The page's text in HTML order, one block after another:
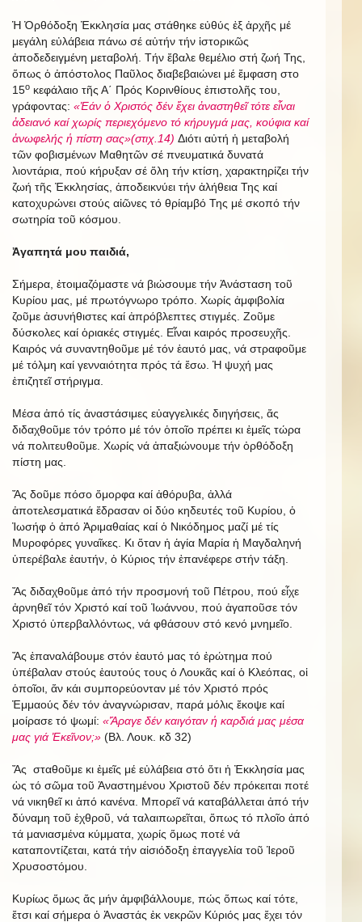
Ἡ Ὀρθόδοξη Ἐκκλησία μας στάθηκε εὐθύς ἐξ ἀρχῆς μέ
μεγάλη εὐλάβεια πάνω σέ αὐτήν τήν ἱστορικῶς
ἀποδεδειγμένη μεταβολή. Τήν ἔβαλε θεμέλιο στή ζωή Της,
ὅπως ὁ ἀπόστολος Παῦλος διαβεβαιώνει μέ ἔμφαση στο
15ο κεφάλαιο τῆς Α΄ Πρός Κορινθίους ἐπιστολῆς του,
γράφοντας: «Ἐάν ὁ Χριστός δέν ἔχει ἀναστηθεῖ τότε εἶναι
ἀδειανό καί χωρίς περιεχόμενο τό κήρυγμά μας, κούφια καί
ἀνωφελής ἡ πίστη σας»(στιχ.14) Διότι αὐτή ἡ μεταβολή
τῶν φοβισμένων Μαθητῶν σέ πνευματικά δυνατά
λιοντάρια, πού κήρυξαν σέ ὅλη τήν κτίση, χαρακτηρίζει τήν
ζωή τῆς Ἐκκλησίας, ἀποδεικνύει τήν ἀλήθεια Της καί
κατοχυρώνει στούς αἰῶνες τό θρίαμβό Της μέ σκοπό τήν
σωτηρία τοῦ κόσμου.
Ἀγαπητά μου παιδιά,
Σήμερα, ἐτοιμαζόμαστε νά βιώσουμε τήν Ἀνάσταση τοῦ
Κυρίου μας, μέ πρωτόγνωρο τρόπο. Χωρίς ἀμφιβολία
ζοῦμε ἀσυνήθιστες καί ἀπρόβλεπτες στιγμές. Ζοῦμε
δύσκολες καί ὁριακές στιγμές. Εἶναι καιρός προσευχῆς.
Καιρός νά συναντηθοῦμε μέ τόν ἑαυτό μας, νά στραφοῦμε
μέ τόλμη καί γενναιότητα πρός τά ἔσω. Ἡ ψυχή μας
ἐπιζητεῖ στήριγμα.
Μέσα ἀπό τίς ἀναστάσιμες εὐαγγελικές διηγήσεις, ἄς
διδαχθοῦμε τόν τρόπο μέ τόν ὁποῖο πρέπει κι ἐμεῖς τώρα
νά πολιτευθοῦμε. Χωρίς νά ἀπαξιώνουμε τήν ὀρθόδοξη
πίστη μας.
Ἄς δοῦμε πόσο ὄμορφα καί ἀθόρυβα, ἀλλά
ἀποτελεσματικά ἔδρασαν οἱ δύο κηδευτές τοῦ Κυρίου, ὁ
Ἰωσήφ ὁ ἀπό Ἀριμαθαίας καί ὁ Νικόδημος μαζί μέ τίς
Μυροφόρες γυναῖκες. Κι ὅταν ἡ ἁγία Μαρία ἡ Μαγδαληνή
ὑπερέβαλε ἑαυτήν, ὁ Κύριος τήν ἐπανέφερε στήν τάξη.
Ἄς διδαχθοῦμε ἀπό τήν προσμονή τοῦ Πέτρου, πού εἶχε
ἀρνηθεῖ τόν Χριστό καί τοῦ Ἰωάννου, πού ἀγαποῦσε τόν
Χριστό ὑπερβαλλόντως, νά φθάσουν στό κενό μνημεῖο.
Ἄς ἐπαναλάβουμε στόν ἑαυτό μας τό ἐρώτημα πού
ὑπέβαλαν στούς ἑαυτούς τους ὁ Λουκᾶς καί ὁ Κλεόπας, οἱ
ὁποῖοι, ἄν κάι συμπορεύονταν μέ τόν Χριστό πρός
Ἐμμαούς δέν τόν ἀναγνώρισαν, παρά μόλις ἔκοψε καί
μοίρασε τό ψωμί: «Ἄραγε δέν καιγόταν ἡ καρδιά μας μέσα
μας γιά Ἐκεῖνον;» (Βλ. Λουκ. κδ 32)
Ἄς σταθοῦμε κι ἐμεῖς μέ εὐλάβεια στό ὅτι ἡ Ἐκκλησία μας
ὡς τό σῶμα τοῦ Ἀναστημένου Χριστοῦ δέν πρόκειται ποτέ
νά νικηθεῖ κι ἀπό κανένα. Μπορεῖ νά καταβάλλεται ἀπό τήν
δύναμη τοῦ ἐχθροῦ, νά ταλαιπωρεῖται, ὅπως τό πλοῖο ἀπό
τά μανιασμένα κύμματα, χωρίς ὅμως ποτέ νά
καταποντίζεται, κατά τήν αἰσιόδοξη ἐπαγγελία τοῦ Ἱεροῦ
Χρυσοστόμου.
Κυρίως ὅμως ἄς μήν ἀμφιβάλλουμε, πώς ὅπως καί τότε,
ἔτσι καί σήμερα ὁ Ἀναστάς ἐκ νεκρῶν Κύριός μας ἔχει τόν